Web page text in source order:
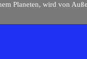
Planeten, wird von